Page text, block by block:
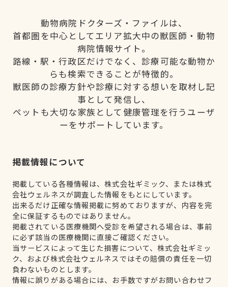
動物病院ドクターズ・ファイルは、
首都圏を中心としてエリア拡大中の獣医師・動物
病院情報サイト。
路線・駅・行政区だけでなく、診療可能な動物か
らも検索できることが特徴的。
獣医師の診療方針や診療に対する想いを取材し記
事として発信し、
ペットも大切な家族として健康管理を行うユーザ
ーをサポートしています。
掲載情報について
掲載している各種情報は、株式会社ギミック、または株式
会社ウェルネスが調査した情報をもとにしています。
出来るだけ正確な情報掲載に努めておりますが、内容を完
全に保証するものではありません。
掲載されている医療機関へ受診を希望される場合は、事前
に必ず該当の医療機関に直接ご確認ください。
当サービスによって生じた損害について、株式会社ギミッ
ク、および株式会社ウェルネスではその賠償の責任を一切
負わないものとします。
情報に誤りがある場合には、お手数ですがお問い合わせフ